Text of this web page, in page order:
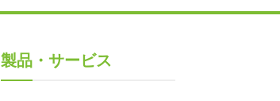
製品・サービス